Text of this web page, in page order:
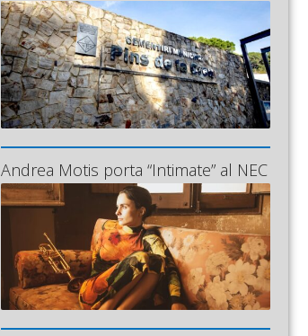
Andrea Motis porta “Intimate” al NEC